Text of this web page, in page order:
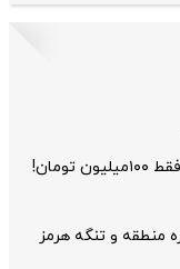
منطقه و تنگه هرمز